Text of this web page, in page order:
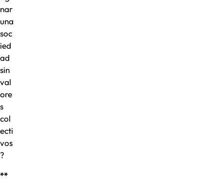
nar
una
soc
ied
ad
sin
val
ore
s
col
ecti
vos
?
**